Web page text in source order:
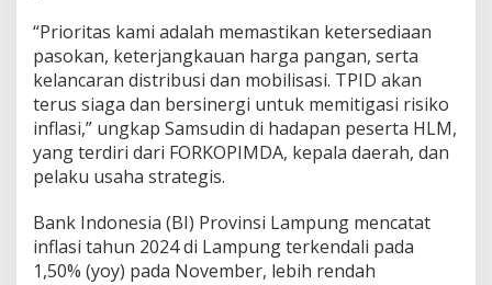
“Prioritas kami adalah memastikan ketersediaan
pasokan, keterjangkauan harga pangan, serta
kelancaran distribusi dan mobilisasi. TPID akan
terus siaga dan bersinergi untuk memitigasi risiko
inflasi,” ungkap Samsudin di hadapan peserta HLM,
yang terdiri dari FORKOPIMDA, kepala daerah, dan
pelaku usaha strategis.
Bank Indonesia (BI) Provinsi Lampung mencatat
inflasi tahun 2024 di Lampung terkendali pada
1,50% (yoy) pada November, lebih rendah